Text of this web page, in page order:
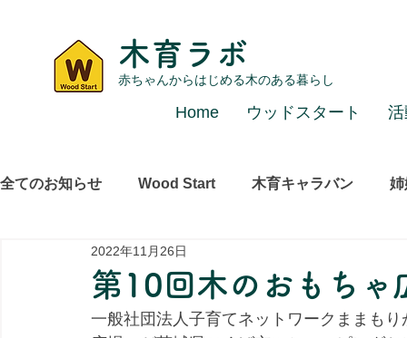
木育ラボ
赤ちゃんからはじめる木のある暮らし
Home ウッドスタート
全てのお知らせ Wood Start 木育キャラバン 姉
レポート その他
第10回木のおもち
2022年11月26日
一般社団法人子育てネットワークままも